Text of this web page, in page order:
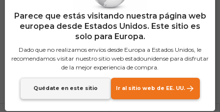
Bolsas
(3 productos)
Ordenar por
Características
Lista
Parece que estás visitando nuestra página web
europea desde Estados Unidos. Este sitio es
solo para Europa.
Dado que no realizamos envíos desde Europa a Estados Unidos, le
recomendamos visitar nuestro sitio web estadounidense para disfrutar
de la mejor experiencia de compra.
Quédate en este sitio Ir al sitio web de EE. UU.